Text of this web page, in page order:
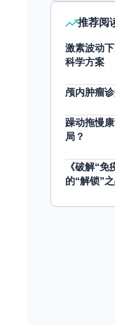
推荐阅
激素波动
科学方案
颅内肿瘤
躁动拖慢
局？
《破解“
的“解锁”之